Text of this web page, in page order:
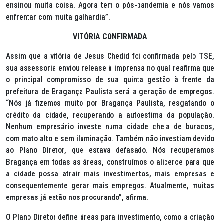
ensinou muita coisa. Agora tem o pós-pandemia e nós vamos
enfrentar com muita galhardia”.
VITÓRIA CONFIRMADA
Assim que a vitória de Jesus Chedid foi confirmada pelo TSE,
sua assessoria enviou release à imprensa no qual reafirma que
o principal compromisso de sua quinta gestão à frente da
prefeitura de Bragança Paulista será a geração de empregos.
“Nós já fizemos muito por Bragança Paulista, resgatando o
crédito da cidade, recuperando a autoestima da população.
Nenhum empresário investe numa cidade cheia de buracos,
com mato alto e sem iluminação. Também não investiam devido
ao Plano Diretor, que estava defasado. Nós recuperamos
Bragança em todas as áreas, construímos o alicerce para que
a cidade possa atrair mais investimentos, mais empresas e
consequentemente gerar mais empregos. Atualmente, muitas
empresas já estão nos procurando”, afirma.
O Plano Diretor define áreas para investimento, como a criação